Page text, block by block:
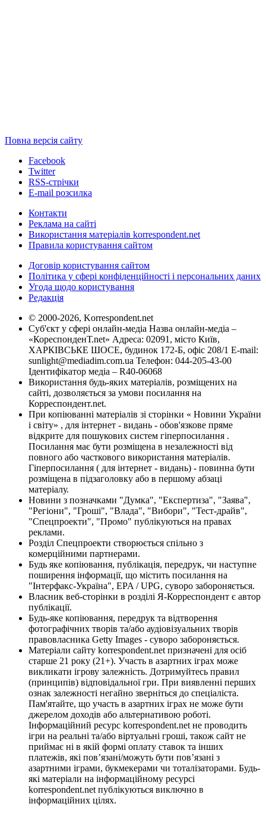
Повна версія сайту
Facebook
Twitter
RSS-стрічки
E-mail розсилка
Контакти
Реклама на сайті
Використання матеріалів korrespondent.net
Правила користування сайтом
Договір користування сайтом
Політика у сфері конфіденційності і персональних даних
Угода щодо користування
Редакція
© 2000-2026, Korrespondent.net
Суб'єкт у сфері онлайн-медіа Назва онлайн-медіа –
«КореспонденТ.net» Адреса: 02091, місто Київ,
ХАРКІВСЬКЕ ШОСЕ, будинок 172-Б, офіс 208/1 E-mail:
sunlight@mediadim.com.ua Телефон: 044-205-43-00
Ідентифікатор медіа – R40-06068
Використання будь-яких матеріалів, розміщених на
сайті, дозволяється за умови посилання на
Корреспондент.net.
При копіюванні матеріалів зі сторінки « Новини України
і світу» , для інтернет - видань - обов'язкове пряме
відкрите для пошукових систем гіперпосилання .
Посилання має бути розміщена в незалежності від
повного або часткового використання матеріалів.
Гіперпосилання ( для інтернет - видань) - повинна бути
розміщена в підзаголовку або в першому абзаці
матеріалу.
Новини з позначками "Думка", "Експертиза", "Заява",
"Регіони", "Гроші", "Влада", "Вибори", "Тест-драйв",
"Спецпроекти", "Промо" публікуються на правах
реклами.
Розділ Спецпроекти створюється спільно з
комерційними партнерами.
Будь яке копіювання, публікація, передрук, чи наступне
поширення інформації, що містить посилання на
"Інтерфакс-Україна", EPA / UPG, суворо забороняється.
Власник веб-сторінки в розділі Я-Корреспондент є автор
публікації.
Будь-яке копіювання, передрук та відтворення
фотографічних творів та/або аудіовізуальних творів
правовласника Getty Images - суворо забороняється.
Матеріали сайту korrespondent.net призначені для осіб
старше 21 року (21+). Участь в азартних іграх може
викликати ігрову залежність. Дотримуйтесь правил
(принципів) відповідальної гри. При виявленні перших
ознак залежності негайно зверніться до спеціаліста.
Пам'ятайте, що участь в азартних іграх не може бути
джерелом доходів або альтернативою роботі.
Інформаційний ресурс korrespondent.net не проводить
ігри на реальні та/або віртуальні гроші, також сайт не
приймає ні в якій формі оплату ставок та інших
платежів, які пов’язані/можуть бути пов’язані з
азартними іграми, букмекерами чи тоталізаторами. Будь-
які матеріали на інформаційному ресурсі
korrespondent.net публікуються виключно в
інформаційних цілях.